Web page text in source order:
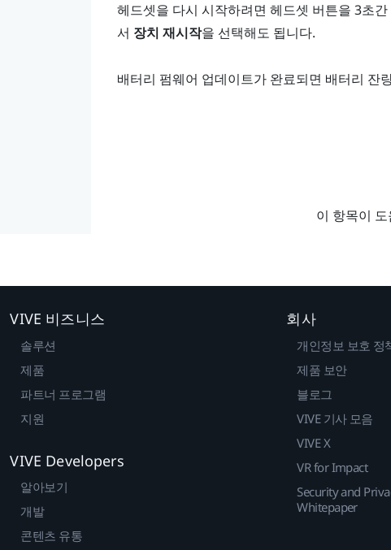
헤드셋을 다시 시작하려면 헤드셋 버튼을 3초
서 장치 재시작을 선택해도 됩니다.
배터리 펌웨어 업데이트가 완료되면 배터리 잔
이 항목이
VIVE 비즈니스
솔루션
제품
파트너 프로그램
지원
VIVE Developers
알아보기
개발
콘텐츠 유통
회사
개인정보 보호 정
제품 보안
블로그
VIVE 기사 모음
VIVE X
VR for Impact
Security and
Whitepaper